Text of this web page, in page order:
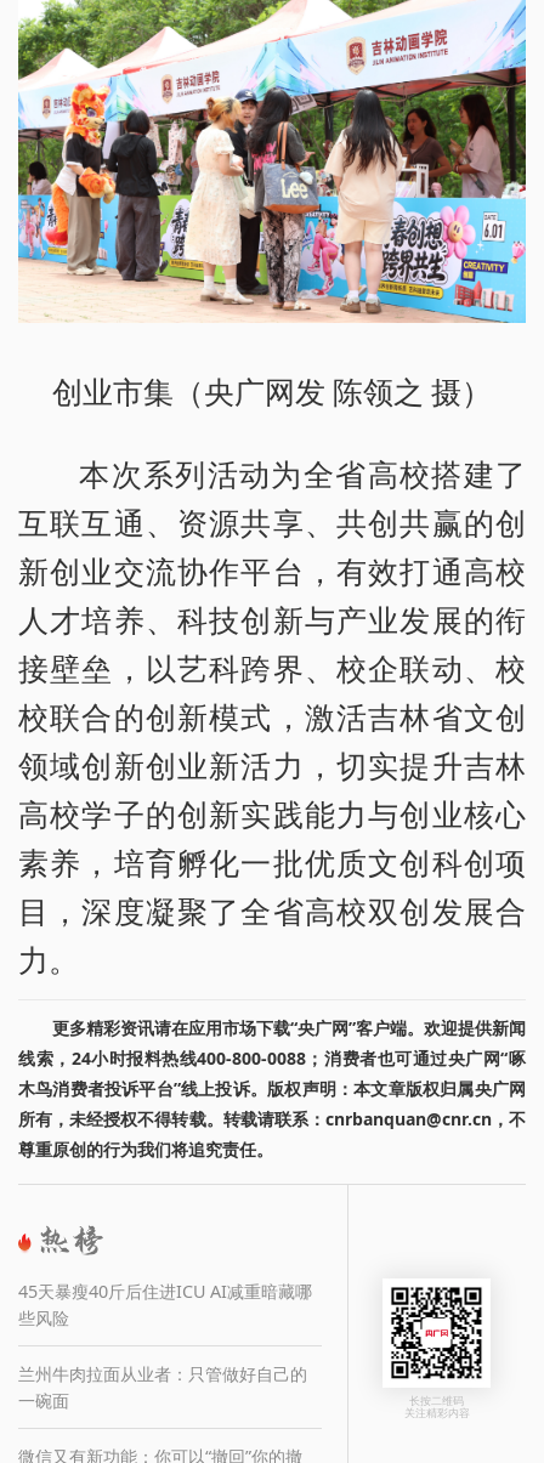
创业市集 （央广网发 陈领之 摄）
本次系列活动为全省高校搭建了
互联互通、资源共享、共创共赢的创
新创业交流协作平台，有效打通高校
人才培养、科技创新与产业发展的衔
接壁垒，以艺科跨界、校企联动、校
校联合的创新模式，激活吉林省文创
领域创新创业新活力，切实提升吉林
高校学子的创新实践能力与创业核心
素养，培育孵化一批优质文创科创项
目，深度凝聚了全省高校双创发展合
力。
更多精彩资讯请在应用市场下载“央广网”客户端。欢迎提供新闻
线索，24小时报料热线400-800-0088；消费者也可通过央广网“啄
木鸟消费者投诉平台”线上投诉。版权声明：本文章版权归属央广网
所有，未经授权不得转载。转载请联系：cnrbanquan@cnr.cn，不
尊重原创的行为我们将追究责任。
45天暴瘦40斤后住进ICU AI减重暗藏哪
些风险
兰州牛肉拉面从业者：只管做好自己的
一碗面
微信又有新功能：你可以“撤回”你的撤
长按二维码
关注精彩内容